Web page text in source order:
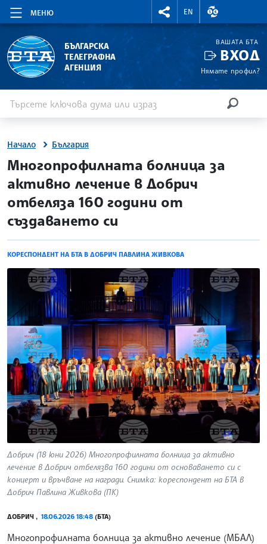
МЕНЮ
RIGHTMENU.SOCIAL
EN
ВАЛУТНИ
БЪЛГАРСКА
ТЕЛЕГРАФНА
АГЕНЦИЯ
ВАШАТА БТА
ВХОД
Нямате профил?
Начало България
site.bta
Многопрофилната болница за
активно лечение в Добрич
отбеляза 160 години от
създаването си
КОРЕСПОНДЕНТ НА БТА В ДОБРИЧ ПАВЛИНА ЖИВКОВА
Добрич (18 юни 2026) Многопрофилната болница за активно
лечение в Добрич отбелязва 160 години от основаването си с
концерт и връчване на награди. Снимка: кореспондент на БТА в
Добрич Павлина Живкова (ПК)
ДОБРИЧ , 18.06.2026 18:48 (БТА)
Многопрофилната болница за активно лечение (МБАЛ)